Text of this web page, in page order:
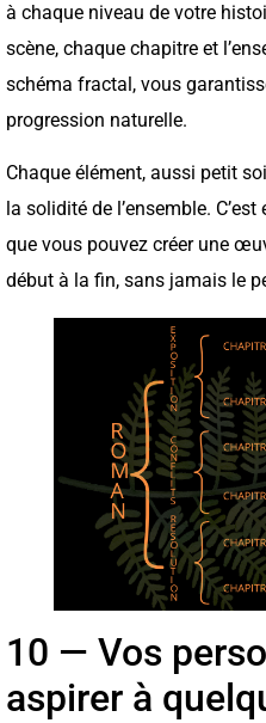
à chaque niveau de votre
scène, chaque chapitre et
schéma fractal, vous
progression naturelle.
Chaque élément, aussi petit
la solidité de l’ensemble.
que vous pouvez créer une
début à la fin, sans jamais le
10 — Vos
aspirer à